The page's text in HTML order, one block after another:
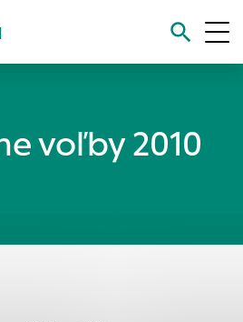
voľby 2010
aktivite a preferenciách.